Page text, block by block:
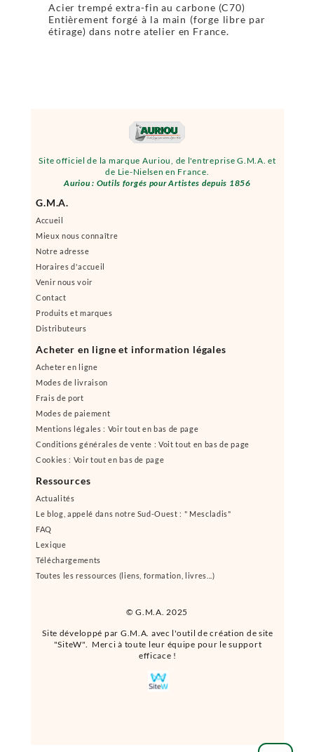
© G.M.A. 2025
Site officiel de la marque Auriou, de l'entreprise G.M.A. et
de Lie-Nielsen en France.
Auriou : Outils forgés pour Artistes depuis 1856
Site développé par G.M.A. avec l'outil de création de site
"SiteW". Merci à toute leur équipe pour le support
efficace !
G.M.A.
Accueil
Mieux nous connaître
Notre adresse
Horaires d'accueil
Venir nous voir
Contact
Produits et marques
Distributeurs
Acheter en ligne et information légales
Acheter en ligne
Modes de livraison
Frais de port
Modes de paiement
Mentions légales : Voir tout en bas de page
Conditions générales de vente : Voit tout en bas de page
Cookies : Voir tout en bas de page
Ressources
Actualités
Le blog, appelé dans notre Sud-Ouest : " Mescladis"
FAQ
Lexique
Téléchargements
Toutes les ressources (liens, formation, livres...)
Acier trempé extra-fin au carbone (C70)
Entièrement forgé à la main (forge libre par
étirage) dans notre atelier en France.